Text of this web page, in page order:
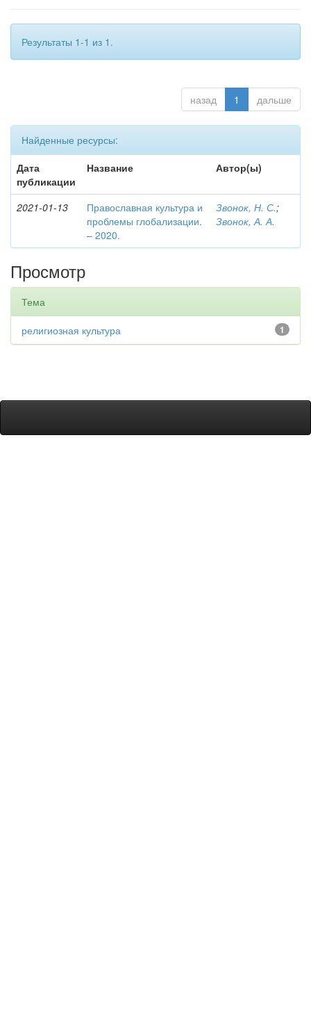
Результаты 1-1 из 1.
назад 1 дальше
Найденные ресурсы:
Дата
публикации
Название Автор(ы)
2021-01-13
Православная культура и
проблемы глобализации.
– 2020.
Звонок, Н. С.;
Звонок, А. А.
Просмотр
Тема
1
религиозная культура